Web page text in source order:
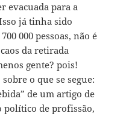
evacuada para a
já tinha sido
000 pessoas, não é
da retirada
gente? pois!
o que se segue:
de um artigo de
político de profissão,